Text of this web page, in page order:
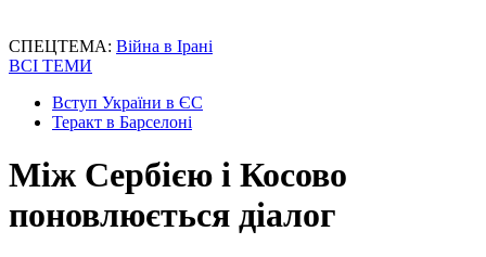
СПЕЦТЕМА: Війна в Ірані
ВСІ ТЕМИ
Вступ України в ЄС
Теракт в Барселоні
Між Сербією і Косово
поновлюється діалог